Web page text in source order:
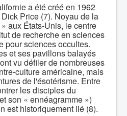
a été créé en 1962
Price (7). Noyau de la
aux États-Unis, le centre
de recherche en sciences
pour sciences occultes.
et ses pavillons balayés
vu défiler de nombreuses
culture américaine, mais
de l'ésotérisme. Entre
les disciples du
son « ennéagramme »)
est historiquement lié (8).